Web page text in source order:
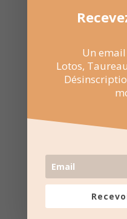
28 Fév 2026
14:30 au
Salle
Un
Lotos,